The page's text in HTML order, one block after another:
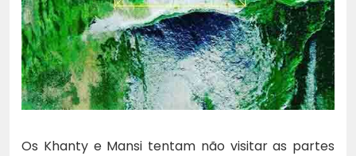
Os Khanty e Mansi tentam não visitar as partes